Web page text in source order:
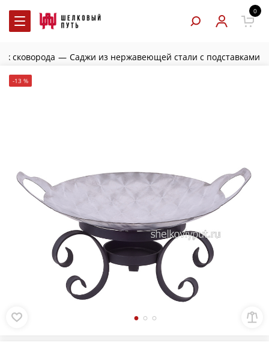
0
сковорода — Саджи из нержавеющей стали с подставками
-13 %